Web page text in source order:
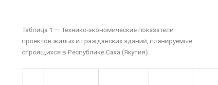
Таблица 1 — Технико-экономические показатели
проектов жилых и гражданских зданий, планируемые
строящихся в Республике Саха (Якутия)